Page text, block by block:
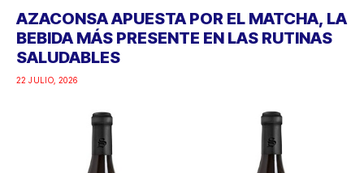
AZACONSA APUESTA POR EL MATCHA, LA
BEBIDA MÁS PRESENTE EN LAS RUTINAS
SALUDABLES
22 JULIO, 2026